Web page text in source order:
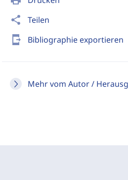
share Teilen
send_to_mobile Bibliographie exportieren
Mehr vom Autor /